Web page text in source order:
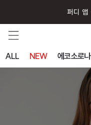
퍼디 앱
ALL NEW 에코소로나